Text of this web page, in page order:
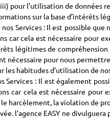
pour l’utilisation de données
sur la base d’intérêts
Services : Il est possible
car cela est nécessaire pour
légitimes de
nécessaire pour nous
les habitudes d’utilisation de
Services : Il est également
car cela est nécessaire
harcèlement, la violation de
l'agence EASY ne